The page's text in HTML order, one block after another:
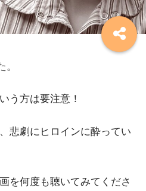
う方は要注意！
悲劇にヒロインに酔ってい
を何度も聴いてみてくださ